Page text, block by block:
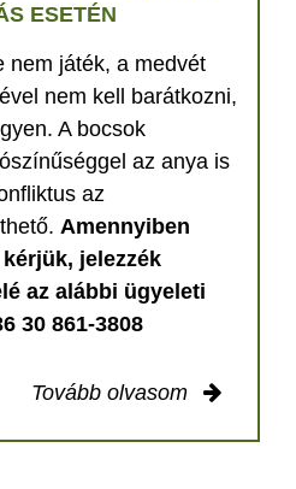
ESETÉN
nem játék, a medvét
nem kell barátkozni,
A bocsok
az anya is
az
Amennyiben
jelezzék
az alábbi ügyeleti
30 861-3808
Tovább olvasom